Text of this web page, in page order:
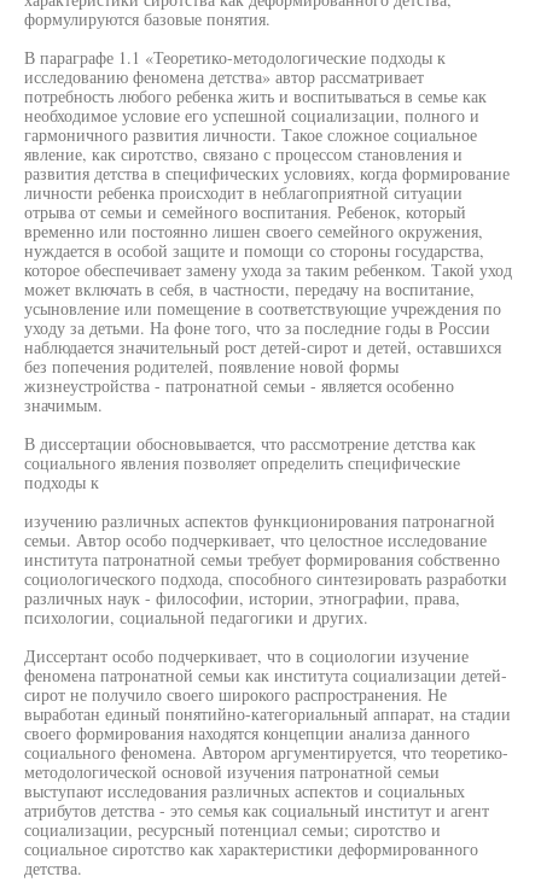
формулируются базовые понятия.
В параграфе 1.1 «Теоретико-методологические подходы к
исследованию феномена детства» автор рассматривает
потребность любого ребенка жить и воспитываться в семье как
необходимое условие его успешной социализации, полного и
гармоничного развития личности. Такое сложное социальное
явление, как сиротство, связано с процессом становления и
развития детства в специфических условиях, когда формирование
личности ребенка происходит в неблагоприятной ситуации
отрыва от семьи и семейного воспитания. Ребенок, который
временно или постоянно лишен своего семейного окружения,
нуждается в особой защите и помощи со стороны государства,
которое обеспечивает замену ухода за таким ребенком. Такой уход
может включать в себя, в частности, передачу на воспитание,
усыновление или помещение в соответствующие учреждения по
уходу за детьми. На фоне того, что за последние годы в России
наблюдается значительный рост детей-сирот и детей, оставшихся
без попечения родителей, появление новой формы
жизнеустройства - патронатной семьи - является особенно
значимым.
В диссертации обосновывается, что рассмотрение детства как
социального явления позволяет определить специфические
подходы к
изучению различных аспектов функционирования патронагной
семьи. Автор особо подчеркивает, что целостное исследование
института патронатной семьи требует формирования собственно
социологического подхода, способного синтезировать разработки
различных наук - философии, истории, этнографии, права,
психологии, социальной педагогики и других.
Диссертант особо подчеркивает, что в социологии изучение
феномена патронатной семьи как института социализации детей-
сирот не получило своего широкого распространения. Не
выработан единый понятийно-категориальный аппарат, на стадии
своего формирования находятся концепции анализа данного
социального феномена. Автором аргументируется, что теоретико-
методологической основой изучения патронатной семьи
выступают исследования различных аспектов и социальных
атрибутов детства - это семья как социальный институт и агент
социализации, ресурсный потенциал семьи; сиротство и
социальное сиротство как характеристики деформированного
детства.